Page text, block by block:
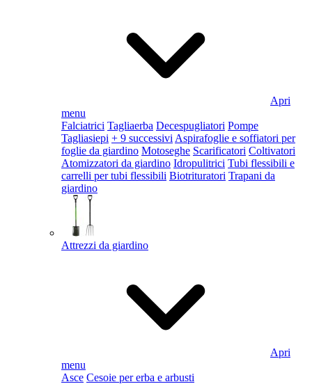
Apri
menu
Falciatrici Tagliaerba Decespugliatori Pompe
Tagliasiepi + 9 successivi Aspirafoglie e soffiatori per
foglie da giardino Motoseghe Scarificatori Coltivatori
Atomizzatori da giardino Idropulitrici Tubi flessibili e
carrelli per tubi flessibili Biotrituratori Trapani da
giardino
Attrezzi da giardino
Apri
menu
Asce Cesoie per erba e arbusti